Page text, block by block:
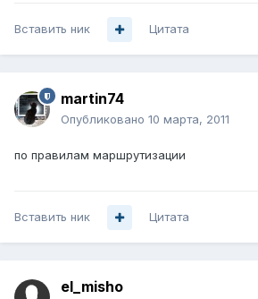
Вставить ник Цитата
martin74
Опубликовано 10 марта, 2011
по правилам маршрутизации
Вставить ник Цитата
el_misho